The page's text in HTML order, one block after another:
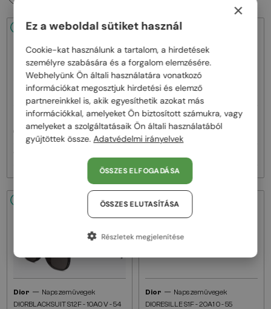
48/72
— Napszemüvegek
CDIOR S1F - 35A0 D - 56
48/72
Dior — Napszemüvegek
DIORB23 S4I - 64A0 V - 56
Dior — Napszemüvegek
DIORBLACKSUIT S12F - 10A0 V - 54
48/72
Dior — Napszemüvegek
DIORESILLE S1F - 20A1 O - 55
×
Ez a weboldal sütiket használ
Cookie-kat használunk a tartalom, a hirdetések
személyre szabására és a forgalom elemzésére.
Webhelyünk Ön általi használatára vonatkozó
információkat megosztjuk hirdetési és elemző
partnereinkkel is, akik egyesíthetik azokat más
információkkal, amelyeket Ön biztosított számukra, vagy
amelyeket a szolgáltatásaik Ön általi használatából
gyűjtöttek össze.Adatvédelmi irányelvek
ÖSSZES ELFOGADÁSA
ÖSSZES ELUTASÍTÁSA
Részletek megjelenítése